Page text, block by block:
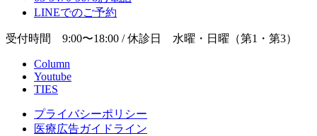
LINEでのご予約
受付時間 9:00〜18:00 / 休診日 水曜・日曜（第1・第3）
Column
Youtube
TIES
プライバシーポリシー
医療広告ガイドライン